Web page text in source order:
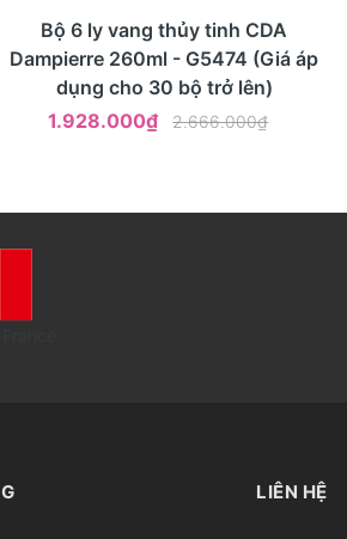
- 28% Mua ngay Xem nhanh
Bộ 6 ly vang thủy tinh CDA
Dampierre 260ml - G5474 (Giá áp
dụng cho 30 bộ trở lên)
1.928.000₫
2.666.000₫
LIÊN HỆ